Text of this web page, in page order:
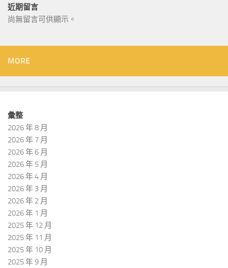
近期留言
尚無留言可供顯示。
MORE
彙整
2026 年 8 月
2026 年 7 月
2026 年 6 月
2026 年 5 月
2026 年 4 月
2026 年 3 月
2026 年 2 月
2026 年 1 月
2025 年 12 月
2025 年 11 月
2025 年 10 月
2025 年 9 月